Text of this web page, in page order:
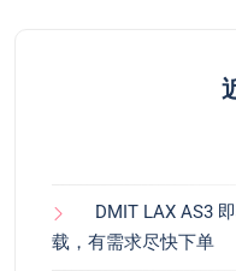
DMIT LAX AS3
载，有需求尽快下单